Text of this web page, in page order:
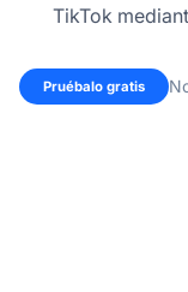
TikTok
Pruébalo gratis